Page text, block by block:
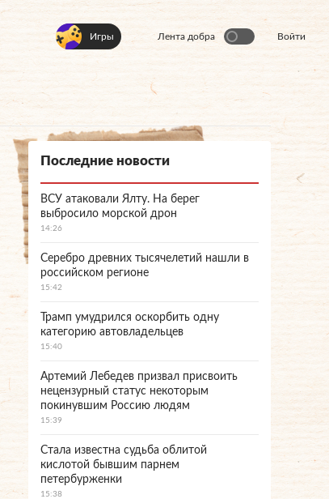
Игры Лента добра Войти
Последние новости
ВСУ атаковали Ялту. На берег
выбросило морской дрон
14:26
Серебро древних тысячелетий нашли в
российском регионе
15:42
Трамп умудрился оскорбить одну
категорию автовладельцев
15:40
Артемий Лебедев призвал присвоить
нецензурный статус некоторым
покинувшим Россию людям
15:39
Стала известна судьба облитой
кислотой бывшим парнем
петербурженки
15:38